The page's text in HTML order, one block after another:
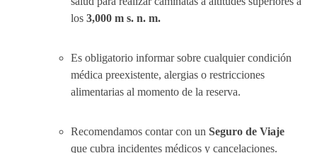
los 3,000 m s. n. m.
Es obligatorio informar sobre cualquier condición
médica preexistente, alergias o restricciones
alimentarias al momento de la reserva.
Recomendamos contar con un Seguro de Viaje
que cubra incidentes médicos y cancelaciones.